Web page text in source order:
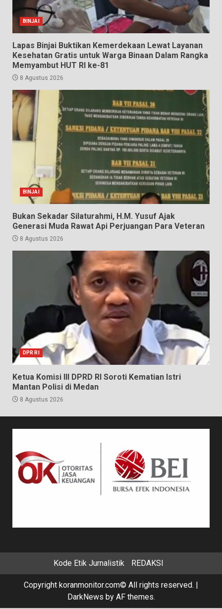
BINJAI
Lapas Binjai Buktikan Kemerdekaan Lewat Layanan
Kesehatan Gratis untuk Warga Binaan Dalam Rangka
Memyambut HUT RI ke-81
8 Agustus 2026
BINJAI
Bukan Sekadar Silaturahmi, H.M. Yusuf Ajak
Generasi Muda Rawat Api Perjuangan Para Veteran
8 Agustus 2026
DPR RI
Ketua Komisi III DPRD RI Soroti Kematian Istri
Mantan Polisi di Medan
8 Agustus 2026
Kode Etik Jurnalistik REDAKSI
Copyright koranmonitor.com© All rights reserved. |
DarkNews by AF themes.